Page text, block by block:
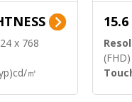
x 768
㎡
(FHD)